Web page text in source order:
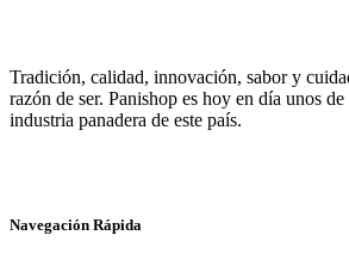
Tradición, calidad, innovación, sabor y
razón de ser. Panishop es hoy en día unos
industria panadera de este país.
Navegación Rápida